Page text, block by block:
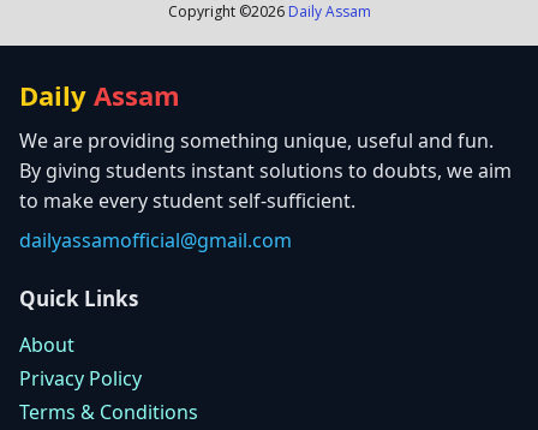
Copyright ©2026 Daily Assam
Daily Assam
We are providing something unique, useful and fun.
By giving students instant solutions to doubts, we aim
to make every student self-sufficient.
dailyassamofficial@gmail.com
Quick Links
About
Privacy Policy
Terms & Conditions